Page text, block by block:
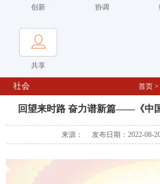
创新 协调
共享
首页 >
社会
回望来时路 奋力谱新篇——《中
来源： 发布日期：2022-08-